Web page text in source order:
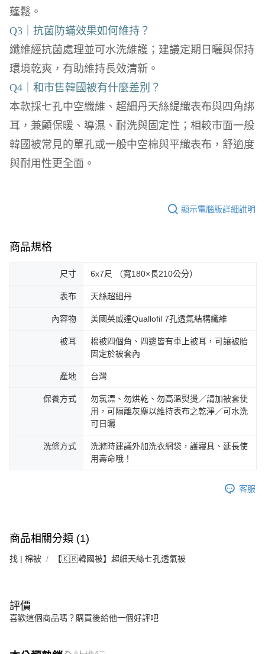
蓬鬆。
Q3｜抗菌防蟎效果如何維持？
纖維經抗菌處理並可水洗維護；建議定期日曬與保持
環境乾爽，有助維持長效清新。
Q4｜和市售韓國被有什麼差別？
本款採七孔中空纖維、超細丹天絲緹織表布與四角綁
耳，兼顧保暖、導濕、耐洗與固定性；相較市面一般
韓國被常見的單孔或一般中空棉與平織表布，舒適度
與耐用性更全面。
顯示電腦版詳細說明
商品規格
尺寸 6x7尺 （寬180×長210公分）
表布 天絲超細丹
內容物 美國英威達Quallofil 7孔透氣結構纖維
被耳
棉被四個角、四邊皆有車上被耳，可讓被胎
固定於被套內
產地 台灣
保養方式
勿氯漂、勿烘乾、勿高溫熨燙／請加被套使
用，可隔離灰塵以維持表布之乾淨／可水洗
可日曬
洗條方式
洗滌時建議外加洗衣網袋，護寢具、延長使
用壽命哦！
客服
商品相關分類 (1)
找 | 棉被 【🇰🇷韓國被】超細天絲七孔透氣被
評價
喜歡這個商品嗎？購買後給他一個好評吧